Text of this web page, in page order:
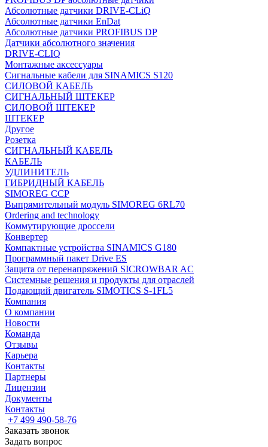
Абсолютные датчики DRIVE-CLiQ
Абсолютные датчики EnDat
Абсолютные датчики PROFIBUS DP
Датчики абсолютного значения
DRIVE-CLIQ
Монтажные аксессуары
Сигнальные кабели для SINAMICS S120
СИЛОВОЙ КАБЕЛЬ
СИГНАЛЬНЫЙ ШТЕКЕР
СИЛОВОЙ ШТЕКЕР
ШТЕКЕР
Другое
Розетка
СИГНАЛЬНЫЙ КАБЕЛЬ
КАБЕЛЬ
УДЛИНИТЕЛЬ
ГИБРИДНЫЙ КАБЕЛЬ
SIMOREG CCP
Выпрямительный модуль SIMOREG 6RL70
Ordering and technology
Коммутирующие дроссели
Конвертер
Компактные устройства SINAMICS G180
Программный пакет Drive ES
Защита от перенапряжений SICROWBAR AC
Системные решения и продукты для отраслей
Подающий двигатель SIMOTICS S-1FL5
Компания
О компании
Новости
Команда
Отзывы
Карьера
Контакты
Партнеры
Лицензии
Документы
Контакты
+7 499 490-58-76
Заказать звонок
Задать вопрос